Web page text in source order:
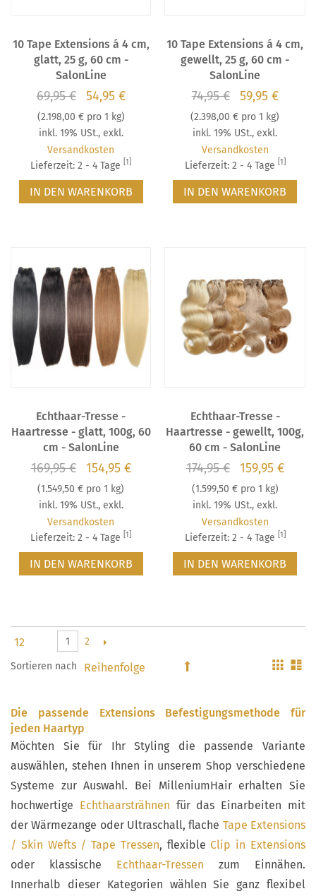
10 Tape Extensions á 4 cm,
glatt, 25 g, 60 cm -
SalonLine
69,95 € 54,95 €
(2.198,00 €pro 1 kg)
inkl. 19% USt., exkl.
Versandkosten
Lieferzeit: 2 - 4 Tage [1]
IN DEN WARENKORB
10 Tape Extensions á 4 cm,
gewellt, 25 g, 60 cm -
SalonLine
74,95 € 59,95 €
(2.398,00 € pro 1 kg)
inkl. 19% USt.,exkl.
Versandkosten
Lieferzeit: 2 - 4 Tage
[1]
IN DEN WARENKORB
Echthaar-Tresse -
Haartresse - glatt, 100g, 60
cm - SalonLine
169,95 € 154,95 €
(1.549,50 € pro 1 kg)
inkl. 19% USt., exkl.
Versandkosten
Lieferzeit: 2 - 4 Tage [1]
IN DEN WARENKORB
Echthaar-Tresse -
Haartresse - gewellt, 100g,
60 cm - SalonLine
174,95 € 159,95 €
(1.599,50 €pro 1 kg)
inkl. 19% USt.,exkl.
Versandkosten
Lieferzeit: 2 - 4 Tage
[1]
IN DEN WARENKORB
1 2
Sortieren nach
Gitter
Die passende Extensions Befestigungsmethode für
jeden Haartyp
Möchten Sie für Ihr Styling die passende Variante
auswählen, stehen Ihnen in unserem Shop verschiedene
Systeme zur Auswahl. Bei MilleniumHair erhalten Sie
hochwertige Echthaarsträhnen für das Einarbeiten mit
der Wärmezange oder Ultraschall, flache Tape Extensions
/ Skin Wefts / Tape Tressen, flexible Clip in Extensions
oder klassische Echthaar-Tressen zum Einnähen.
Innerhalb dieser Kategorien wählen Sie ganz flexibel